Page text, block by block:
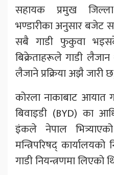
सहायक प्रमुख
भण्डारीका अनुसार बजेट
सबै गाडी फुकुवा
बिक्रेताहरूले गाडी
लैजाने प्रक्रिया अझै जारी
कोरला नाकाबाट आयात
बिवाइडी (BYD) का
इंकले नेपाल भित्र्याएको
मन्त्रिपरिषद् कार्यालयको
गाडी नियन्त्रणमा लिएको